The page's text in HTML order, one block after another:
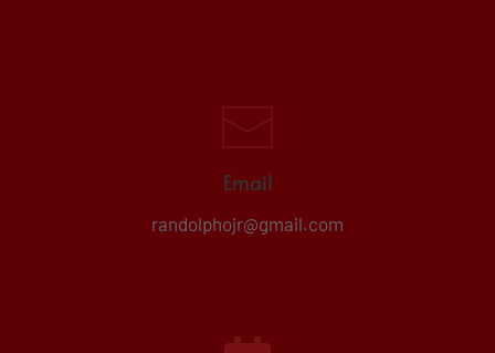
Email
randolphojr@gmail.com